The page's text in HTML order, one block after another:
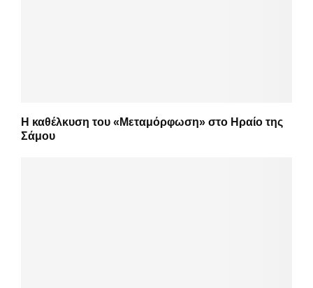
Η καθέλκυση του «Μεταμόρφωση» στο Ηραίο της
Σάμου